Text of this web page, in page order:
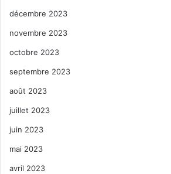
décembre 2023
novembre 2023
octobre 2023
septembre 2023
août 2023
juillet 2023
juin 2023
mai 2023
avril 2023